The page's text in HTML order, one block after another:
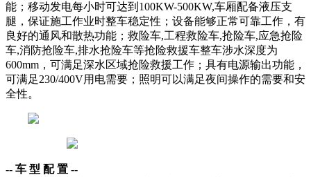
能；移动发电每小时可达到100KW-500KW,车厢配备液压支
腿，保证施工作业时整车稳定性；设备能够正常可靠工作，有
良好的通风和散热功能； 救险车,工程救险车,抢险车,应急抢险
车,消防抢险车,排水抢险车等抢险救援车整车涉水深度为
600mm，可满足深水区域抢险救援工作；具有电源输出功能，
可满足230/400V用电需要；照明可以满足夜间操作的需要和安
全性。
-- 车 型 配 置 --